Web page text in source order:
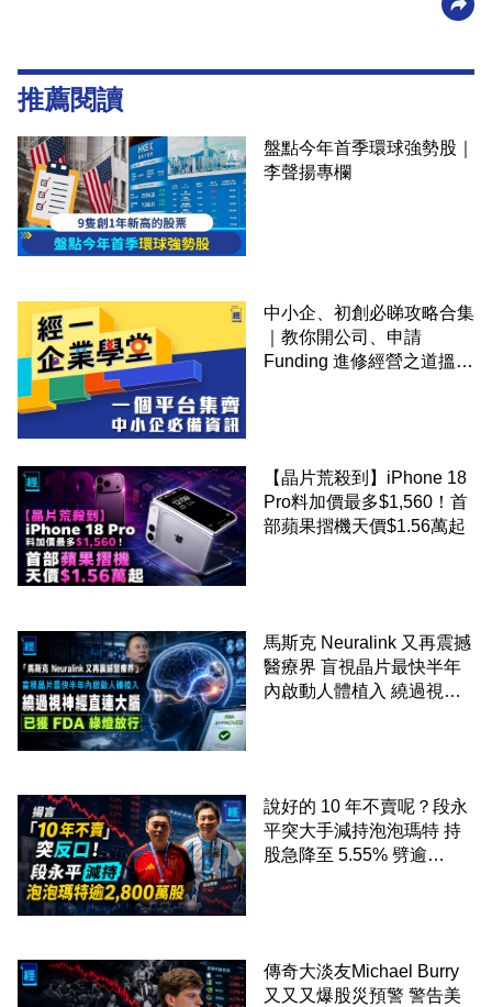
推薦閱讀
盤點今年首季環球強勢股｜
李聲揚專欄
中小企、初創必睇攻略合集
｜教你開公司、申請
Funding 進修經營之道搵大
【晶片荒殺到】iPhone 18
Pro料加價最多$1,560！首
部蘋果摺機天價$1.56萬起
馬斯克 Neuralink 又再震撼
醫療界 盲視晶片最快半年
內啟動人體植入 繞過視神
說好的 10 年不賣呢？段永
平突大手減持泡泡瑪特 持
股急降至 5.55% 劈逾
傳奇大淡友Michael Burry
又又又爆股災預警 警告美